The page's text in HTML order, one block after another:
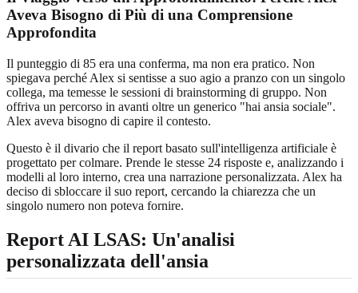
Aveva Bisogno di Più di una Comprensione
Approfondita
Il punteggio di 85 era una conferma, ma non era pratico. Non
spiegava perché Alex si sentisse a suo agio a pranzo con un singolo
collega, ma temesse le sessioni di brainstorming di gruppo. Non
offriva un percorso in avanti oltre un generico "hai ansia sociale".
Alex aveva bisogno di capire il contesto.
Questo è il divario che il report basato sull'intelligenza artificiale è
progettato per colmare. Prende le stesse 24 risposte e, analizzando i
modelli al loro interno, crea una narrazione personalizzata. Alex ha
deciso di sbloccare il suo report, cercando la chiarezza che un
singolo numero non poteva fornire.
Report AI LSAS: Un'analisi
personalizzata dell'ansia